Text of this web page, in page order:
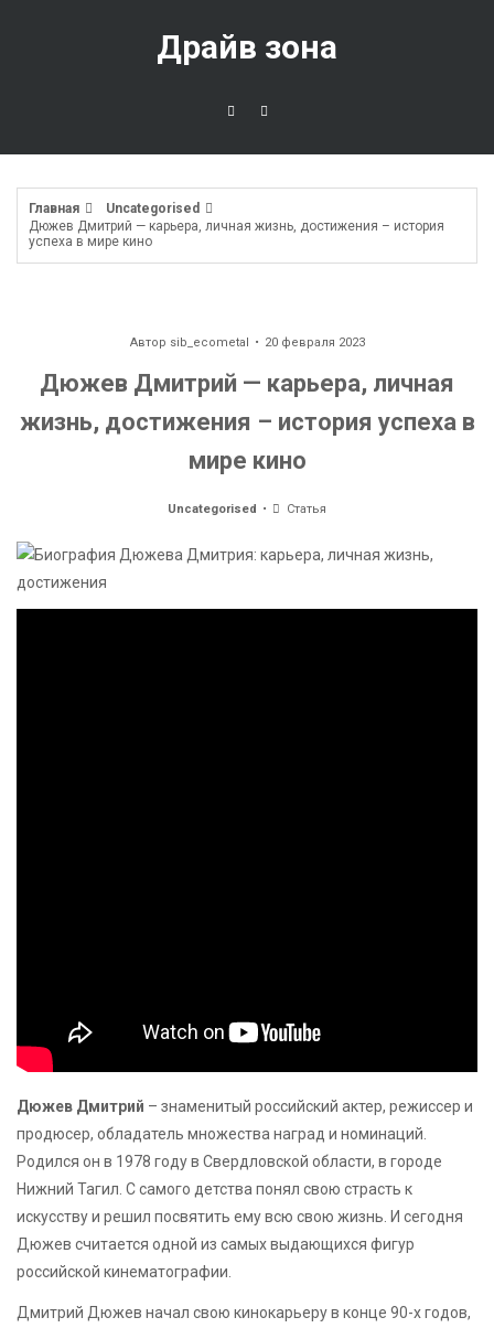
Драйв зона
Главная
Uncategorised
Дюжев Дмитрий — карьера, личная жизнь, достижения – история
успеха в мире кино
Автор sib_ecometal 20 февраля 2023
Дюжев Дмитрий — карьера, личная
жизнь, достижения – история успеха в
мире кино
Uncategorised Статья
Дюжев Дмитрий – знаменитый российский актер, режиссер и
продюсер, обладатель множества наград и номинаций.
Родился он в 1978 году в Свердловской области, в городе
Нижний Тагил. С самого детства понял свою страсть к
искусству и решил посвятить ему всю свою жизнь. И сегодня
Дюжев считается одной из самых выдающихся фигур
российской кинематографии.
Дмитрий Дюжев начал свою кинокарьеру в конце 90-х годов,